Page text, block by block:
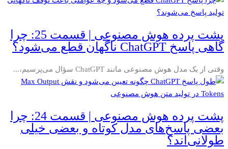
پشت پرده هوش مصنوعی | قسمت 25: چرا
گاهی پاسخ ChatGPT ناگهان قطع می‌شود؟
وقتی از یک مدل هوش مصنوعی مانند ChatGPT سؤال می‌پرسیم،...
پشت پرده هوش مصنوعی | قسمت 24: چرا
بعضی پاسخ‌های مدل کوتاه و بعضی خیلی
طولانی‌اند؟